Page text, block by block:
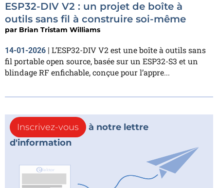
ESP32-DIV V2 : un projet de boîte à
outils sans fil à construire soi-même
par Brian Tristam Williams
14-01-2026 | L’ESP32-DIV V2 est une boîte à outils sans
fil portable open source, basée sur un ESP32-S3 et un
blindage RF enfichable, conçue pour l’appre...
Inscrivez-vous
à notre lettre
d'information